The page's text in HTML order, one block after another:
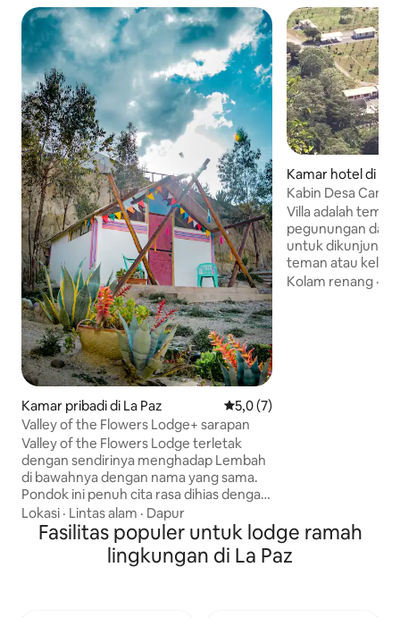
Kamar pribadi di La Paz Nilai rata-rata 5,0 dari 5, 7
5,0 (7)
Valley of the Flowers Lodge+ sarapan
Valley of the Flowers Lodge terletak
dengan sendirinya menghadap Lembah
di bawahnya dengan nama yang sama.
Pondok ini penuh cita rasa dihias dengan
tekstil Andes. Tempat ini bisa
menampung 4 orang dengan double
bed besar dan 2 bed single, semuanya
dengan selimut bulu yang nyaman. Di
Lokasi · Lintas alam · Dapur
Kamar hotel di
Kabin Desa Cantik
Villa adalah
pegunungan dan
untuk dikunjungi
teman atau
tempat, sungai,
Kolam renang ·
Fasilitas populer untuk lodge ramah
lingkungan di La Paz